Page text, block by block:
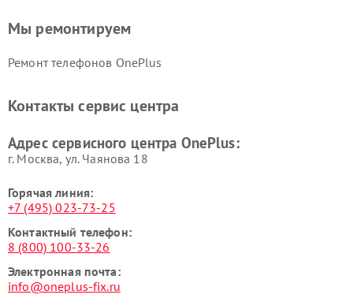
Мы ремонтируем
Ремонт телефонов OnePlus
Контакты сервис центра
Адрес сервисного центра OnePlus:
г. Москва, ул. Чаянова 18
Горячая линия:
+7 (495) 023-73-25
Контактный телефон:
8 (800) 100-33-26
Электронная почта:
info@oneplus-fix.ru